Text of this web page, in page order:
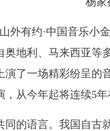
有约·中国音乐小
奥地利、马来西亚等
演了一场精彩纷呈的
从今年起将连续5年
的语言。我国自古